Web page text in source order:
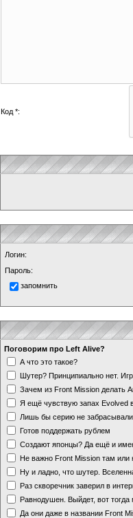
Код *:
Логин:
Пароль:
запомнить
Поговорим про Left Alive?
А что это такое?
Шутер? Принципиально нет.
Зачем из Front Mission делать
Я ещё чувствую запах Evolved
Лишь бы серию не
Готов поддержать рублем
Создают японцы? Да ещё и
Не важно Front Mission там или
Ну и ладно, что шутер.
Раз скворечник заверил в
Равнодушен. Выйдет, вот тогда
Да они даже в названии Front